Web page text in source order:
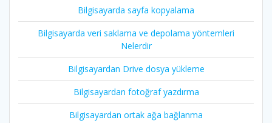
Bilgisayarda sayfa kopyalama
Bilgisayarda veri saklama ve depolama yöntemleri
Nelerdir
Bilgisayardan Drive dosya yükleme
Bilgisayardan fotoğraf yazdırma
Bilgisayardan ortak ağa bağlanma